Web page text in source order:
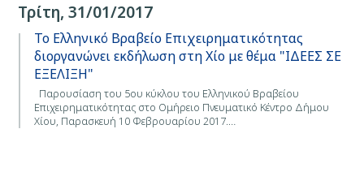
Τρίτη, 31/01/2017
Το Ελληνικό Βραβείο Επιχειρηματικότητας
διοργανώνει εκδήλωση στη Χίο με θέμα "ΙΔΕΕΣ ΣΕ
ΕΞΕΛΙΞΗ"
Παρουσίαση του 5ου κύκλου του Ελληνικού Βραβείου
Επιχειρηματικότητας στο Ομήρειο Πνευματικό Κέντρο Δήμου
Χίου, Παρασκευή 10 Φεβρουαρίου 2017.…